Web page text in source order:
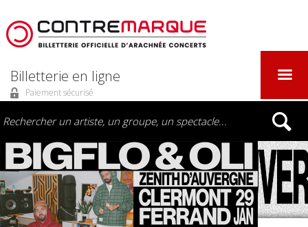
Billetterie en ligne
Paiement sécurisé